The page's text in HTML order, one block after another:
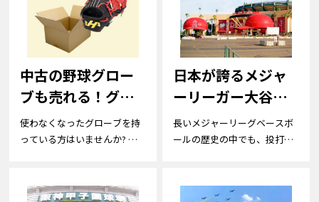
中古の野球グロー
ブも売れる！グロ
ーブの売り方や高
く売るコツなどを
使わなくなったグローブを持
っている方はいませんか? 買
日本が誇るメジャ
ーリーガー大谷翔
平選手を掘り下げ
る！
長いメジャーリーグベースボ
ールの歴史の中でも、投打に